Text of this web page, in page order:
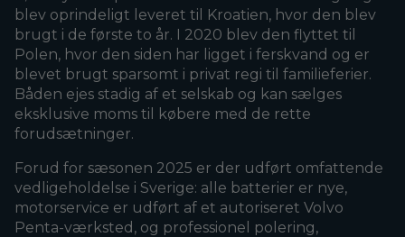
blev oprindeligt leveret til Kroatien, hvor den blev
brugt i de første to år. I 2020 blev den flyttet til
Polen, hvor den siden har ligget i ferskvand og er
blevet brugt sparsomt i privat regi til familieferier.
Båden ejes stadig af et selskab og kan sælges
eksklusive moms til købere med de rette
forudsætninger.
Forud for sæsonen 2025 er der udført omfattende
vedligeholdelse i Sverige: alle batterier er nye,
motorservice er udført af et autoriseret Volvo
Penta-værksted, og professionel polering,